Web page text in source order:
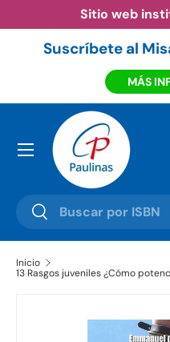
Ir al contenido
Sitio web
Suscríbete al
MÁS
Buscar
Buscar
Menú
Inicio
13 Rasgos juveniles ¿Cómo